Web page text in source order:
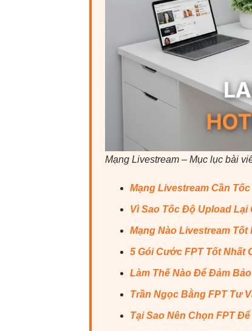
Mạng Livestream – Mục lục bài
Mạng Livestream Cần
Vì Sao Tốc Độ Upload
Mạng Nào Livestream Tốt
5 Gói Cước FPT Tốt Nhất
Làm Thế Nào Để Đảm
Trần Ngọc Bằng FPT Tư
Tại Sao Nên Chọn FPT